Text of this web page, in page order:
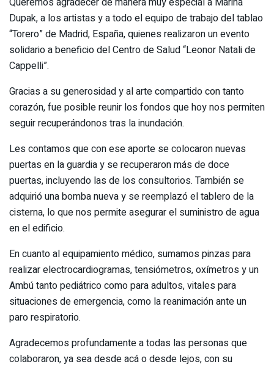
Dupak, a los artistas y a todo el equipo de trabajo del tablao
“Torero” de Madrid, España, quienes realizaron un evento
solidario a beneficio del Centro de Salud “Leonor Natali de
Cappelli”.
Gracias a su generosidad y al arte compartido con tanto
corazón, fue posible reunir los fondos que hoy nos permiten
seguir recuperándonos tras la inundación.
Les contamos que con ese aporte se colocaron nuevas
puertas en la guardia y se recuperaron más de doce
puertas, incluyendo las de los consultorios. También se
adquirió una bomba nueva y se reemplazó el tablero de la
cisterna, lo que nos permite asegurar el suministro de agua
en el edificio.
En cuanto al equipamiento médico, sumamos pinzas para
realizar electrocardiogramas, tensiómetros, oxímetros y un
Ambú tanto pediátrico como para adultos, vitales para
situaciones de emergencia, como la reanimación ante un
paro respiratorio.
Agradecemos profundamente a todas las personas que
colaboraron, ya sea desde acá o desde lejos, con su